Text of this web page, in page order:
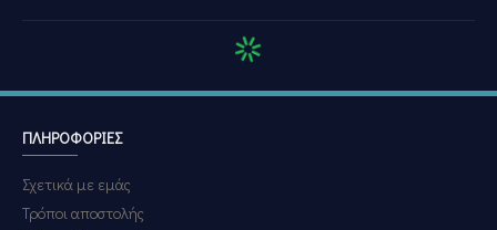
ΠΛΗΡΟΦΟΡΊΕΣ
Σχετικά με εμάς
Τρόποι αποστολής